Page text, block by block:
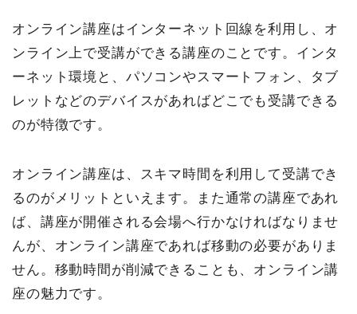
オンライン講座はインターネット回線を利用し、オ
ンライン上で受講ができる講座のことです。インタ
ーネット環境と、パソコンやスマートフォン、タブ
レットなどのデバイスがあればどこでも受講できる
のが特徴です。
オンライン講座は、スキマ時間を利用して受講でき
るのがメリットといえます。また通常の講座であれ
ば、講座が開催される会場へ行かなければなりませ
んが、オンライン講座であれば移動の必要がありま
せん。移動時間が削減できることも、オンライン講
座の魅力です。